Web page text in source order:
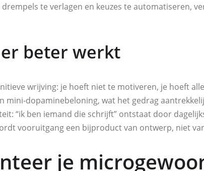
te verlagen en keuzes te automatiseren,
beter werkt
wrijving: je hoeft niet te motiveren, je hoeft
mini-dopaminebeloning, wat het gedrag
“ik ben iemand die schrijft” ontstaat door
vooruitgang een bijproduct van ontwerp, niet
je